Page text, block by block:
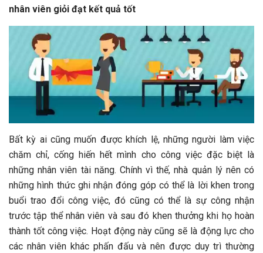
nhân viên giỏi đạt kết quả tốt
Bất kỳ ai cũng muốn được khích lệ, những người làm việc
chăm chỉ, cống hiến hết mình cho công việc đặc biệt là
những nhân viên tài năng. Chính vì thế, nhà quản lý nên có
những hình thức ghi nhận đóng góp có thể là lời khen trong
buổi trao đổi công việc, đó cũng có thể là sự công nhận
trước tập thể nhân viên và sau đó khen thưởng khi họ hoàn
thành tốt công việc. Hoạt động này cũng sẽ là động lực cho
các nhân viên khác phấn đấu và nên được duy trì thường